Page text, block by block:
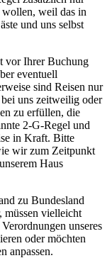
wollen, weil das in
und uns selbst
vor Ihrer Buchung
eventuell
sind Reisen nur
uns zeitweilig oder
zu erfüllen, die
2-G-Regel und
in Kraft. Bitte
wir zum Zeitpunkt
Haus
zu Bundesland
müssen vielleicht
unseres
oder möchten
anpassen.